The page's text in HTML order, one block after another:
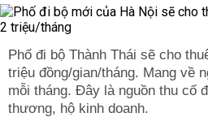
Phố đi bộ Thành Thái sẽ cho
triệu đồng/gian/tháng. Mang về
mỗi tháng. Đây là nguồn thu cố
thương, hộ kinh doanh.